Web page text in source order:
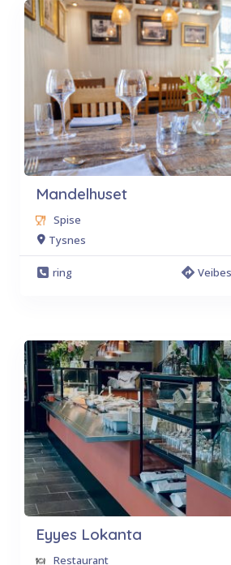
Mandelhuset
Spise
Tysnes
ring
Eyyes Lokanta
Restaurant